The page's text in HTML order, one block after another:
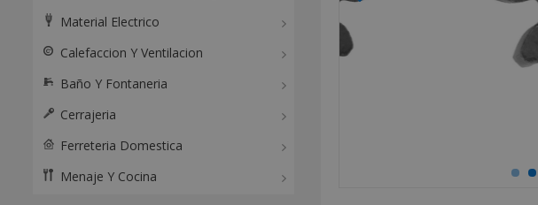
Material Electrico
Calefaccion Y Ventilacion
Baño Y Fontaneria
Cerrajeria
Ferreteria Domestica
Menaje Y Cocina